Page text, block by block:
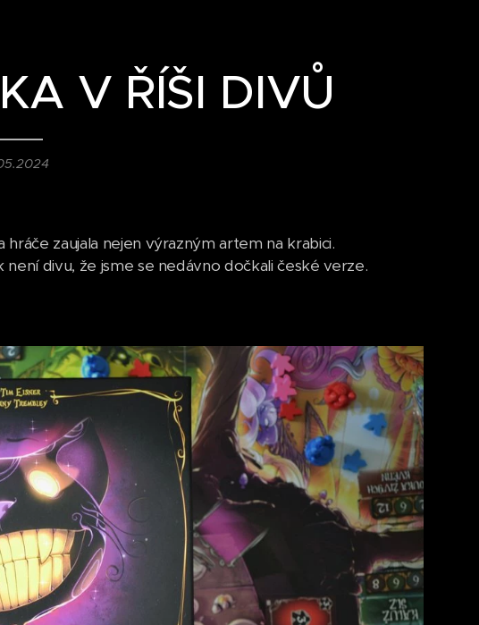
V ŘÍŠI DIVŮ
zaujala nejen výrazným artem na krabici.
divu, že jsme se nedávno dočkali české verze.